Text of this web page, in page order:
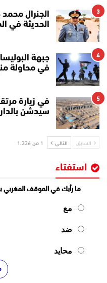
3
الجنرال
الحديثة في
4
جبهة
في محاولة
5
في زيارة
سيدشن
السابق التالي 1 من 1٬336
استفتاء
ما رأيك في الموقف المغربي
مع
ضد
محايد